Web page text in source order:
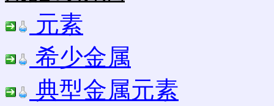
元素
希少金属
典型金属元素